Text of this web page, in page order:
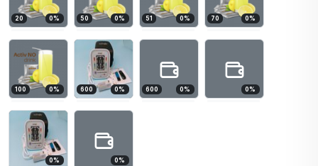
20 0% 50 0% 51 0% 70 0%
100 0% 600 0% 600 0% 0%
0% 0%